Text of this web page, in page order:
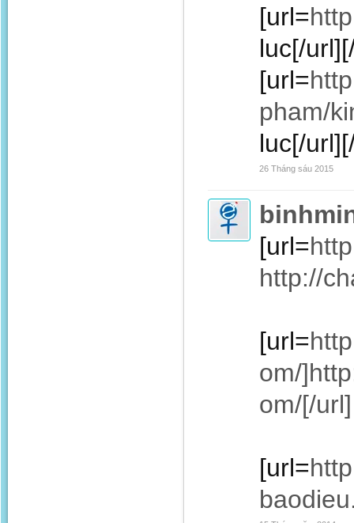
[url=
luc[/
[url=
pham/
luc[/
26 Tháng sáu 2015
[url=
http://
[url=
om/
om/[/url]
[url=